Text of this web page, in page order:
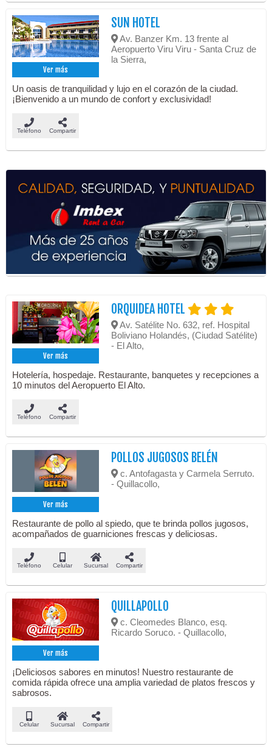
Ver más
SUN HOTEL
Av. Banzer Km. 13 frente al
Aeropuerto Viru Viru - Santa Cruz de
la Sierra,
Un oasis de tranquilidad y lujo en el corazón de la ciudad.
¡Bienvenido a un mundo de confort y exclusividad!
Teléfono Compartir
Ver más
ORQUIDEA HOTEL
Av. Satélite No. 632, ref. Hospital
Boliviano Holandés, (Ciudad Satélite)
- El Alto,
Hotelería, hospedaje. Restaurante, banquetes y recepciones a
10 minutos del Aeropuerto El Alto.
Teléfono Compartir
Ver más
POLLOS JUGOSOS BELÉN
c. Antofagasta y Carmela Serruto.
- Quillacollo,
Restaurante de pollo al spiedo, que te brinda pollos jugosos,
acompañados de guarniciones frescas y deliciosas.
Teléfono Celular Sucursal Compartir
Ver más
QUILLAPOLLO
c. Cleomedes Blanco, esq.
Ricardo Soruco. - Quillacollo,
¡Deliciosos sabores en minutos! Nuestro restaurante de
comida rápida ofrece una amplia variedad de platos frescos y
sabrosos.
Celular Sucursal Compartir